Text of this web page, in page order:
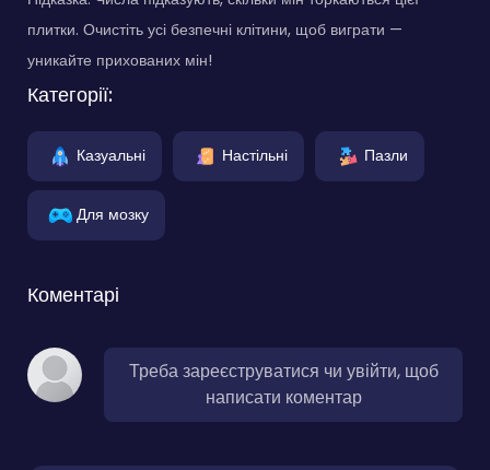
плитки. Очистіть усі безпечні клітини, щоб виграти —
уникайте прихованих мін!
Категорії:
Казуальні Настільні Пазли
Для мозку
Коментарі
Треба зареєструватися чи увійти, щоб
написати коментар